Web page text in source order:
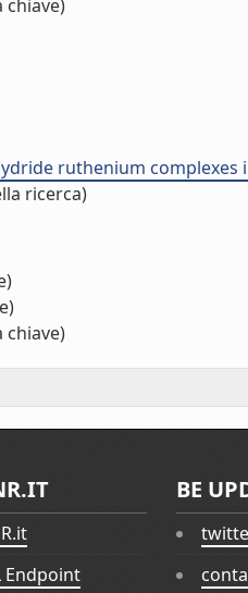
chiave)
ruthenium
ricerca)
chiave)
Endpoint
BE